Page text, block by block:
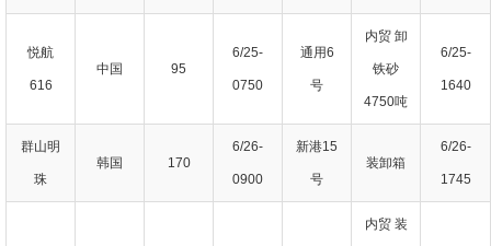
悦航
616
中国 95
6/25-
0750
通用6
号
内贸 卸
铁砂
4750吨
6/25-
1640
群山明
珠
韩国 170
6/26-
0900
新港15
号
装卸箱
6/26-
1745
内贸 装